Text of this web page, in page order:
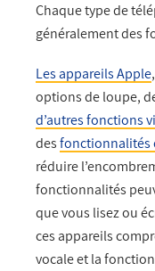
Chaque type de
généralement des
Les appareils Apple
options de loupe,
d’autres fonctions
desfonctionnalités
réduire
fonctionnalités
que vous lisez ou
ces appareils
vocale et la